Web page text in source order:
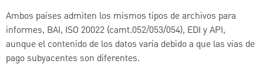
Ambos países admiten los mismos tipos de archivos para
informes, BAI, ISO 20022 (camt.052/053/054), EDI y API,
aunque el contenido de los datos varía debido a que las vías de
pago subyacentes son diferentes.